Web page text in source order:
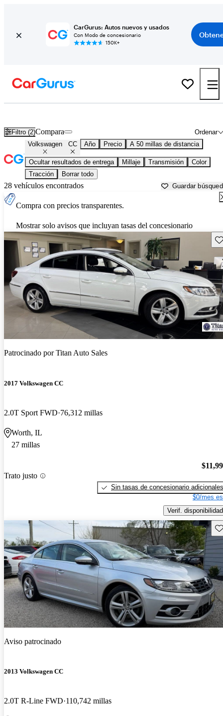
CarGurus: Autos nuevos y usados
Con Modo de concesionario
150K+
Filtro (2) Ordenar
Compara
Volkswagen CC Año Precio A 50 millas de distancia
Ocultar resultados de entrega Millaje Transmisión
Color
Tracción
Borrar todo
28 vehículos encontrados Guardar
Compra con precios transparentes.
Mostrar solo avisos que incluyan tasas del concesionario
Patrocinado porTitan Auto Sales
2017 Volkswagen CC
2.0T Sport FWD 76,312 millas
Worth, IL
27 millas
Trato justo
Sin tasas de concesionario adicionales
$0/mes
Verif. disponibilidad
Aviso patrocinado
2013 Volkswagen CC
2.0T R-Line FWD 110,742 millas